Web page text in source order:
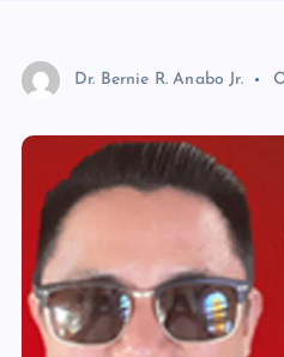
Dr. Bernie R. Anabo Jr.